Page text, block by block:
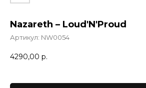
Nazareth – Loud'N'Proud
Артикул: NW0054
4290,00 р.